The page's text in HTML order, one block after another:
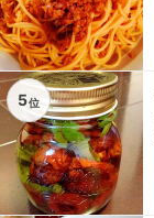
5位